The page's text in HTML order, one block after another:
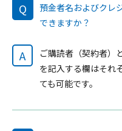
Q
預金者名およびクレ
できますか？
A
ご購読者（契約者）
を記入する欄はそれ
ても可能です。